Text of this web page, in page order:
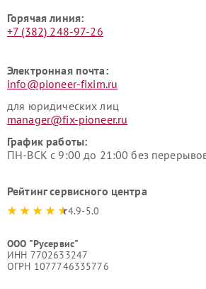
Горячая линия:
+7 (382) 248-97-26
Электронная почта:
info@pioneer-fixim.ru
для юридических лиц
manager@fix-pioneer.ru
График работы:
ПН-ВСК с 9:00 до 21:00 без
Рейтинг сервисного центра
4.9-5.0
ООО "Русервис"
ИНН 7702633247
ОГРН 1077746335776